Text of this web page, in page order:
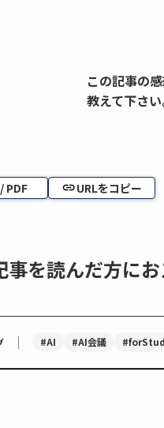
この記事の
教えて下さい
PDF URLをコピー
事を読んだ方に
｜ #AI #AI会議